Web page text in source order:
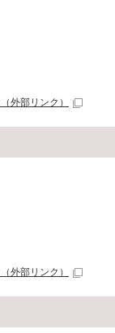
（外部リンク）
（外部リンク）